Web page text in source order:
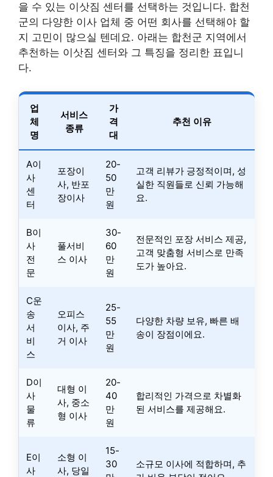
을 수 있는 이삿짐 센터를 선택하는 것입니다. 합천
군의 다양한 이사 업체 중 어떤 회사를 선택해야 할
지 고민이 많으실 텐데요. 아래는 합천군 지역에서
추천하는 이삿짐 센터와 그 특징을 정리한 표입니
다.
업
체
명
서비스
종류
가
격
대
추천 이유
A이
사
센
터
포장이
사, 반포
장이사
20-
50
만
원
고객 리뷰가 긍정적이며, 성
실한 직원들로 신뢰 가능해
요.
B이
사
전
문
풀서비
스 이사
30-
60
만
원
전문적인 포장 서비스 제공,
고객 맞춤형 서비스로 만족
도가 높아요.
C운
송
서
비
스
오피스
이사, 주
거 이사
25-
55
만
원
다양한 차량 보유, 빠른 배
송이 장점이에요.
D이
사
물
류
대형 이
사, 중소
형 이사
20-
40
만
원
합리적인 가격으로 차별화
된 서비스를 제공해요.
E이
사
소형 이
사, 당일
15-
30
소규모 이사에 적합하며, 추